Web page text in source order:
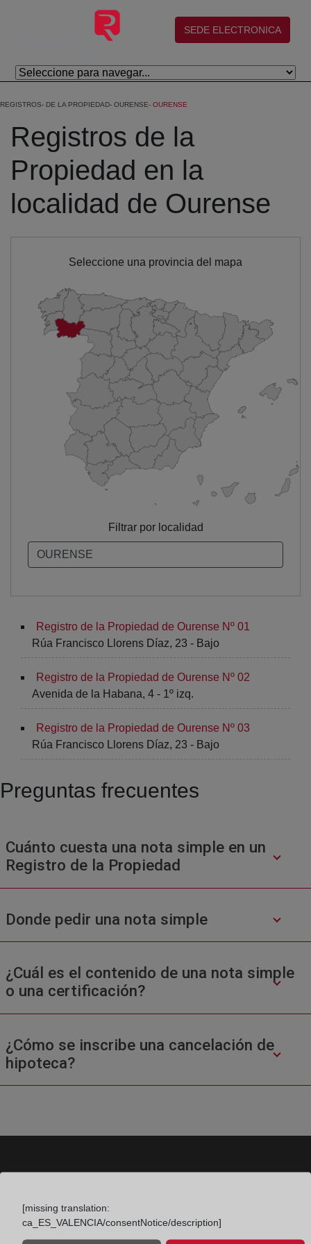
Salta al contingut principal
(abre en nueva ventana)
SEDE ELECTRONICA
REGISTROS DE LA PROPIEDAD OURENSE OURENSE
Registros de la
Propiedad en la
localidad de Ourense
Seleccione una provincia del mapa
Filtrar por localidad
Registro de la Propiedad de Ourense Nº 01
Rúa Francisco Llorens Díaz, 23 - Bajo
Registro de la Propiedad de Ourense Nº 02
Avenida de la Habana, 4 - 1º izq.
Registro de la Propiedad de Ourense Nº 03
Rúa Francisco Llorens Díaz, 23 - Bajo
Preguntas frecuentes
Cuánto cuesta una nota simple en un
Registro de la Propiedad
Donde pedir una nota simple
¿Cuál es el contenido de una nota simple
o una certificación?
¿Cómo se inscribe una cancelación de
hipoteca?
Príncipe de Vergara 70. 28006 Madrid
Teléfono:91 270 17 96
[missing translation:
ca_ES_VALENCIA/consentNotice/description]